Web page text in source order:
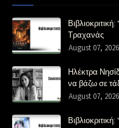
Τραχανάς
August 07, 2026
Ηλέκτρα
να βάζω σε
August 07, 2026